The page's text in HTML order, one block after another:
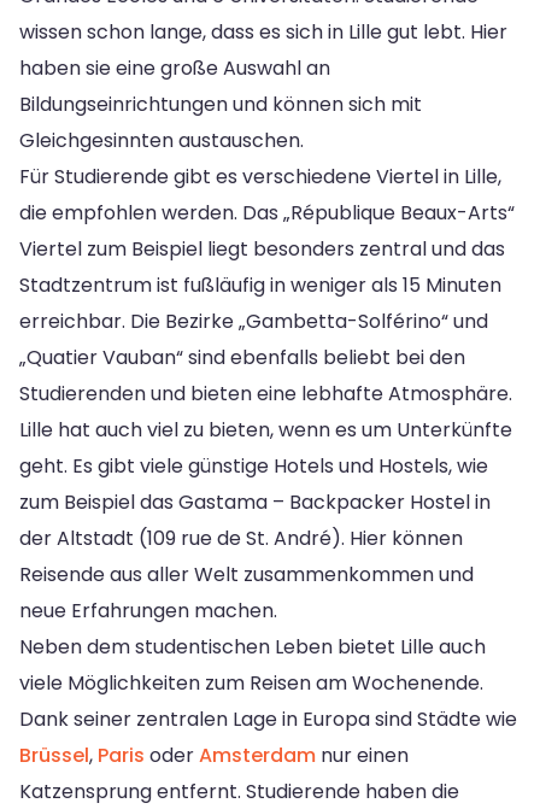
wissen schon lange, dass es sich in Lille gut lebt. Hier
haben sie eine große Auswahl an
Bildungseinrichtungen und können sich mit
Gleichgesinnten austauschen.
Für Studierende gibt es verschiedene Viertel in Lille,
die empfohlen werden. Das „République Beaux-Arts“
Viertel zum Beispiel liegt besonders zentral und das
Stadtzentrum ist fußläufig in weniger als 15 Minuten
erreichbar. Die Bezirke „Gambetta-Solférino“ und
„Quatier Vauban“ sind ebenfalls beliebt bei den
Studierenden und bieten eine lebhafte Atmosphäre.
Lille hat auch viel zu bieten, wenn es um Unterkünfte
geht. Es gibt viele günstige Hotels und Hostels, wie
zum Beispiel das Gastama – Backpacker Hostel in
der Altstadt (109 rue de St. André). Hier können
Reisende aus aller Welt zusammenkommen und
neue Erfahrungen machen.
Neben dem studentischen Leben bietet Lille auch
viele Möglichkeiten zum Reisen am Wochenende.
Dank seiner zentralen Lage in Europa sind Städte wie
Brüssel, Paris oderAmsterdam nur einen
Katzensprung entfernt. Studierende haben die